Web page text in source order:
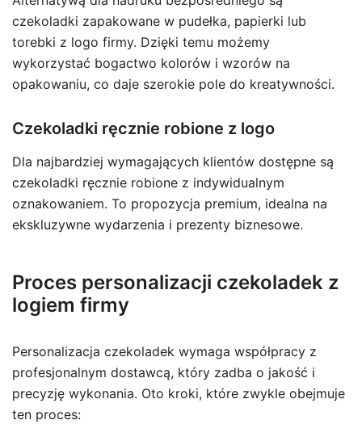
czekoladki zapakowane w pudełka, papierki lub
torebki z logo firmy. Dzięki temu możemy
wykorzystać bogactwo kolorów i wzorów na
opakowaniu, co daje szerokie pole do kreatywności.
Czekoladki ręcznie robione z logo
Dla najbardziej wymagających klientów dostępne są
czekoladki ręcznie robione z indywidualnym
oznakowaniem. To propozycja premium, idealna na
ekskluzywne wydarzenia i prezenty biznesowe.
Proces personalizacji czekoladek z
logiem firmy
Personalizacja czekoladek wymaga współpracy z
profesjonalnym dostawcą, który zadba o jakość i
precyzję wykonania. Oto kroki, które zwykle obejmuje
ten proces: